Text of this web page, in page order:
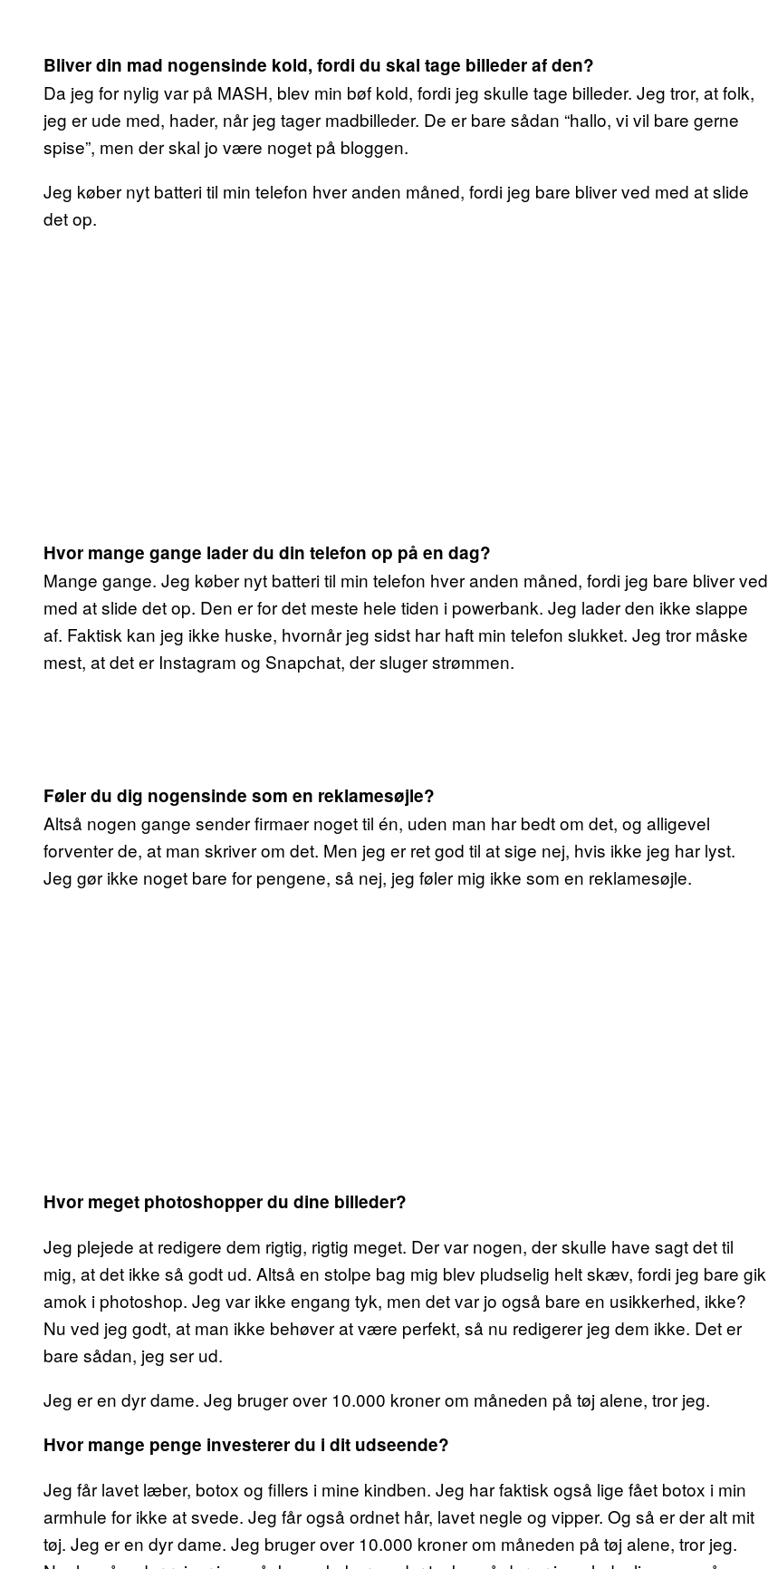
Bliver din mad nogensinde kold, fordi du skal tage billeder af den?
Da jeg for nylig var på MASH, blev min bøf kold, fordi jeg skulle tage billeder. Jeg tror, at folk,
jeg er ude med, hader, når jeg tager madbilleder. De er bare sådan “hallo, vi vil bare gerne
spise”, men der skal jo være noget på bloggen.
Jeg køber nyt batteri til min telefon hver anden måned, fordi jeg bare bliver ved med at slide
det op.
Hvor mange gange lader du din telefon op på en dag?
Mange gange. Jeg køber nyt batteri til min telefon hver anden måned, fordi jeg bare bliver ved
med at slide det op. Den er for det meste hele tiden i powerbank. Jeg lader den ikke slappe
af. Faktisk kan jeg ikke huske, hvornår jeg sidst har haft min telefon slukket. Jeg tror måske
mest, at det er Instagram og Snapchat, der sluger strømmen.
Føler du dig nogensinde som en reklamesøjle?
Altså nogen gange sender firmaer noget til én, uden man har bedt om det, og alligevel
forventer de, at man skriver om det. Men jeg er ret god til at sige nej, hvis ikke jeg har lyst.
Jeg gør ikke noget bare for pengene, så nej, jeg føler mig ikke som en reklamesøjle.
Hvor meget photoshopper du dine billeder?
Jeg plejede at redigere dem rigtig, rigtig meget. Der var nogen, der skulle have sagt det til
mig, at det ikke så godt ud. Altså en stolpe bag mig blev pludselig helt skæv, fordi jeg bare gik
amok i photoshop. Jeg var ikke engang tyk, men det var jo også bare en usikkerhed, ikke?
Nu ved jeg godt, at man ikke behøver at være perfekt, så nu redigerer jeg dem ikke. Det er
bare sådan, jeg ser ud.
Jeg er en dyr dame. Jeg bruger over 10.000 kroner om måneden på tøj alene, tror jeg.
Hvor mange penge investerer du i dit udseende?
Jeg får lavet læber, botox og fillers i mine kindben. Jeg har faktisk også lige fået botox i min
armhule for ikke at svede. Jeg får også ordnet hår, lavet negle og vipper. Og så er der alt mit
tøj. Jeg er en dyr dame. Jeg bruger over 10.000 kroner om måneden på tøj alene, tror jeg.